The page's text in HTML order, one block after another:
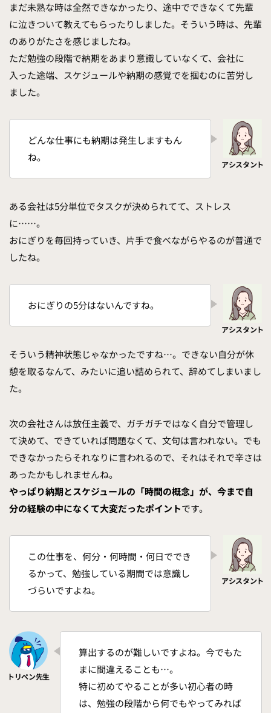
まだ未熟な時は全然できなかったり、途中でできなくて先輩
に泣きついて教えてもらったりしました。そういう時は、先輩
のありがたさを感じましたね。
ただ勉強の段階で納期をあまり意識していなくて、会社に
入った途端、スケジュールや納期の感覚でを掴むのに苦労し
ました。
どんな仕事にも納期は発生しますもん
ね。
ある会社は5分単位でタスクが決められてて、ストレス
に……。
おにぎりを毎回持っていき、片手で食べながらやるのが普通で
したね。
おにぎりの5分はないんですね。
そういう精神状態じゃなかったですね…。できない自分が休
憩を取るなんて、みたいに追い詰められて、辞めてしまいまし
た。
次の会社さんは放任主義で、ガチガチではなく自分で管理し
て決めて、できていれば問題なくて、文句は言われない。でも
できなかったらそれなりに言われるので、それはそれで辛さは
あったかもしれませんね。
やっぱり納期とスケジュールの「時間の概念」が、今まで自
分の経験の中になくて大変だったポイントです。
この仕事を、何分・何時間・何日ででき
るかって、勉強している期間では意識し
づらいですよね。
算出するのが難しいですよね。今でもた
まに間違えることも…。
特に初めてやることが多い初心者の時
は、勉強の段階から何でもやってみれば